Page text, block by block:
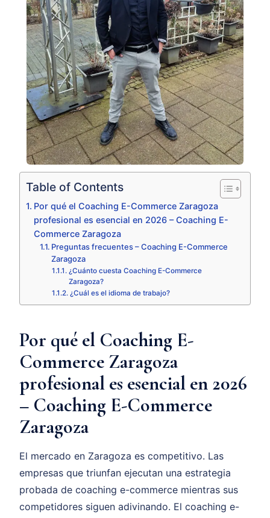
Table of Contents
Por qué el Coaching E-Commerce Zaragoza
profesional es esencial en 2026 – Coaching E-
Commerce Zaragoza
Preguntas frecuentes – Coaching E-Commerce
Zaragoza
¿Cuánto cuesta Coaching E-Commerce
Zaragoza?
¿Cuál es el idioma de trabajo?
Por qué el Coaching E-
Commerce Zaragoza
profesional es esencial en 2026
– Coaching E-Commerce
Zaragoza
El mercado en Zaragoza es competitivo. Las
empresas que triunfan ejecutan una estrategia
probada de coaching e-commerce mientras sus
competidores siguen adivinando. El coaching e-